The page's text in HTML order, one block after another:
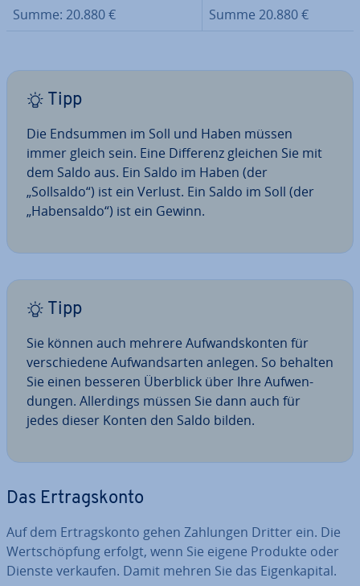
Summe: 20.880 € Summe 20.880 €
Tipp
Die Endsummen im Soll und Haben müssen
immer gleich sein. Eine Differenz gleichen Sie mit
dem Saldo aus. Ein Saldo im Haben (der
„Sollsaldo“) ist ein Verlust. Ein Saldo im Soll (der
„Ha­ben­sal­do“) ist ein Gewinn.
Tipp
Sie können auch mehrere Auf­wands­kon­ten für
ver­schie­de­ne Auf­wands­ar­ten anlegen. So behalten
Sie einen besseren Überblick über Ihre Auf­wen­
dun­gen. Al­ler­dings müssen Sie dann auch für
jedes dieser Konten den Saldo bilden.
Das Er­trags­kon­to
Auf dem Er­trags­kon­to gehen Zahlungen Dritter ein. Die
Wert­schöp­fung erfolgt, wenn Sie eigene Produkte oder
Dienste verkaufen. Damit mehren Sie das Ei­gen­ka­pi­tal.